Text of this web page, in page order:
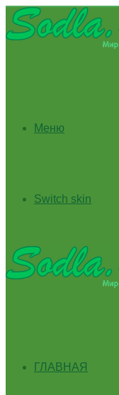
Меню
Switch skin
ГЛАВНАЯ